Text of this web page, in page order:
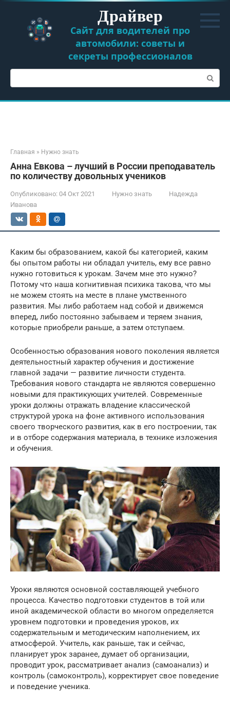
Перейти
контенту
Драйвер
Сайт для водителей про
автомобили: советы и
секреты профессионалов
Поиск:
Главная » Нужно знать
Анна Евкова – лучший в России преподаватель
по количеству довольных учеников
Опубликовано: 04 Окт 2021 Нужно знать
Надежда
Иванова
Каким бы образованием, какой бы категорией, каким
бы опытом работы ни обладал учитель, ему все равно
нужно готовиться к урокам. Зачем мне это нужно?
Потому что наша когнитивная психика такова, что мы
не можем стоять на месте в плане умственного
развития. Мы либо работаем над собой и движемся
вперед, либо постоянно забываем и теряем знания,
которые приобрели раньше, а затем отступаем.
Особенностью образования нового поколения является
деятельностный характер обучения и достижение
главной задачи — развитие личности студента.
Требования нового стандарта не являются совершенно
новыми для практикующих учителей. Современные
уроки должны отражать владение классической
структурой урока на фоне активного использования
своего творческого развития, как в его построении, так
и в отборе содержания материала, в технике изложения
и обучения.
Уроки являются основной составляющей учебного
процесса. Качество подготовки студентов в той или
иной академической области во многом определяется
уровнем подготовки и проведения уроков, их
содержательным и методическим наполнением, их
атмосферой. Учитель, как раньше, так и сейчас,
планирует урок заранее, думает об организации,
проводит урок, рассматривает анализ (самоанализ) и
контроль (самоконтроль), корректирует свое поведение
и поведение ученика.